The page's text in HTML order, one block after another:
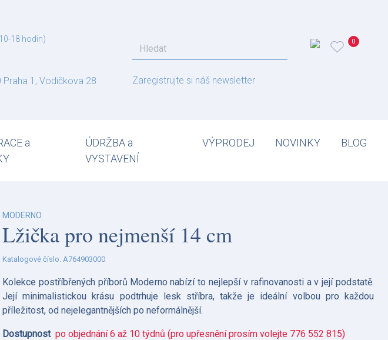
18 hodin)
Praha 1, Vodičkova 28
Zaregistrujte si náš newsletter
a
ÚDRŽBA a
VYSTAVENÍ
VÝPRODEJ NOVINKY BLOG
MODERNO
Lžička pro nejmenší 14 cm
Katalogové číslo: A764903000
Kolekce postříbřených příborů Moderno nabízí to nejlepší v rafinovanosti a v její podstatě.
Její minimalistickou krásu podtrhuje lesk stříbra, takže je ideální volbou pro každou
příležitost, od nejelegantnějších po neformálnější.
Dostupnost po objednání 6 až 10 týdnů (pro upřesnění prosím volejte 776 552 815)